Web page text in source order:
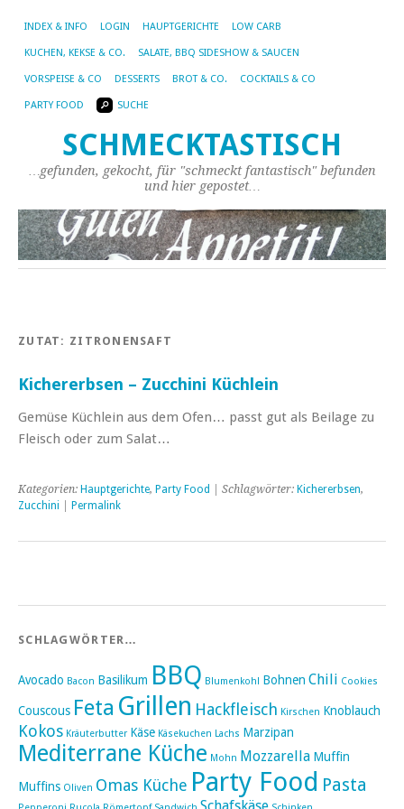
INDEX & INFO LOGIN HAUPTGERICHTE LOW CARB
KUCHEN, KEKSE & CO. SALATE, BBQ SIDESHOW & SAUCEN
VORSPEISE & CO DESSERTS BROT & CO. COCKTAILS & CO
PARTY FOOD SUCHE
SCHMECKTASTISCH
…gefunden, gekocht, für "schmeckt fantastisch" befunden
und hier gepostet…
ZUTAT: ZITRONENSAFT
Kichererbsen – Zucchini Küchlein
Gemüse Küchlein aus dem Ofen… passt gut als Beilage zu
Fleisch oder zum Salat…
Kategorien: Hauptgerichte, Party Food | Schlagwörter: Kichererbsen,
Zucchini
Permalink
SCHLAGWÖRTER…
Avocado Bacon Basilikum BBQ Blumenkohl Bohnen Chili Cookies
Couscous Feta Grillen Hackfleisch Kirschen Knoblauch
Kokos Kräuterbutter Käse Käsekuchen Lachs Marzipan
Mediterrane Küche Mohn Mozzarella Muffin
Muffins Oliven Omas Küche Party Food Pasta
Schafskäse